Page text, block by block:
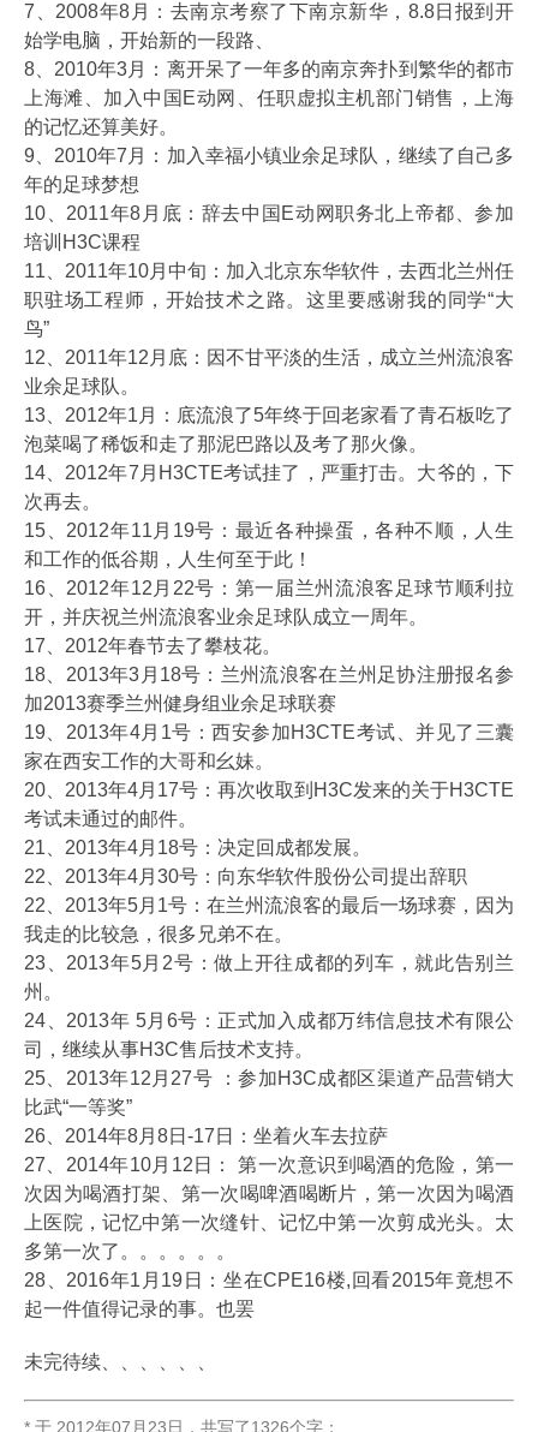
7、2008年8月：去南京考察了下南京新华，8.8日报到开
始学电脑，开始新的一段路、
8、2010年3月：离开呆了一年多的南京奔扑到繁华的都市
上海滩、加入中国E动网、任职虚拟主机部门销售，上海
的记忆还算美好。
9、2010年7月：加入幸福小镇业余足球队，继续了自己多
年的足球梦想
10、2011年8月底：辞去中国E动网职务北上帝都、参加
培训H3C课程
11、2011年10月中旬：加入北京东华软件，去西北兰州任
职驻场工程师，开始技术之路。这里要感谢我的同学“大
鸟”
12、2011年12月底：因不甘平淡的生活，成立兰州流浪客
业余足球队。
13、2012年1月：底流浪了5年终于回老家看了青石板吃了
泡菜喝了稀饭和走了那泥巴路以及考了那火像。
14、2012年7月H3CTE考试挂了，严重打击。大爷的，下
次再去。
15、2012年11月19号：最近各种操蛋，各种不顺，人生
和工作的低谷期，人生何至于此！
16、2012年12月22号：第一届兰州流浪客足球节顺利拉
开，并庆祝兰州流浪客业余足球队成立一周年。
17、2012年春节去了攀枝花。
18、2013年3月18号：兰州流浪客在兰州足协注册报名参
加2013赛季兰州健身组业余足球联赛
19、2013年4月1号：西安参加H3CTE考试、并见了三囊
家在西安工作的大哥和幺妹。
20、2013年4月17号：再次收取到H3C发来的关于H3CTE
考试未通过的邮件。
21、2013年4月18号：决定回成都发展。
22、2013年4月30号：向东华软件股份公司提出辞职
22、2013年5月1号：在兰州流浪客的最后一场球赛，因为
我走的比较急，很多兄弟不在。
23、2013年5月2号：做上开往成都的列车，就此告别兰
州。
24、2013年 5月6号：正式加入成都万纬信息技术有限公
司，继续从事H3C售后技术支持。
25、2013年12月27号 ：参加H3C成都区渠道产品营销大
比武“一等奖”
26、2014年8月8日-17日：坐着火车去拉萨
27、2014年10月12日： 第一次意识到喝酒的危险，第一
次因为喝酒打架、第一次喝啤酒喝断片，第一次因为喝酒
上医院，记忆中第一次缝针、记忆中第一次剪成光头。太
多第一次了。。。。。。
28、2016年1月19日：坐在CPE16楼,回看2015年竟想不
起一件值得记录的事。也罢
未完待续、、、、、、
* 于 2012年07月23日 ， 共写了1326个字 ；